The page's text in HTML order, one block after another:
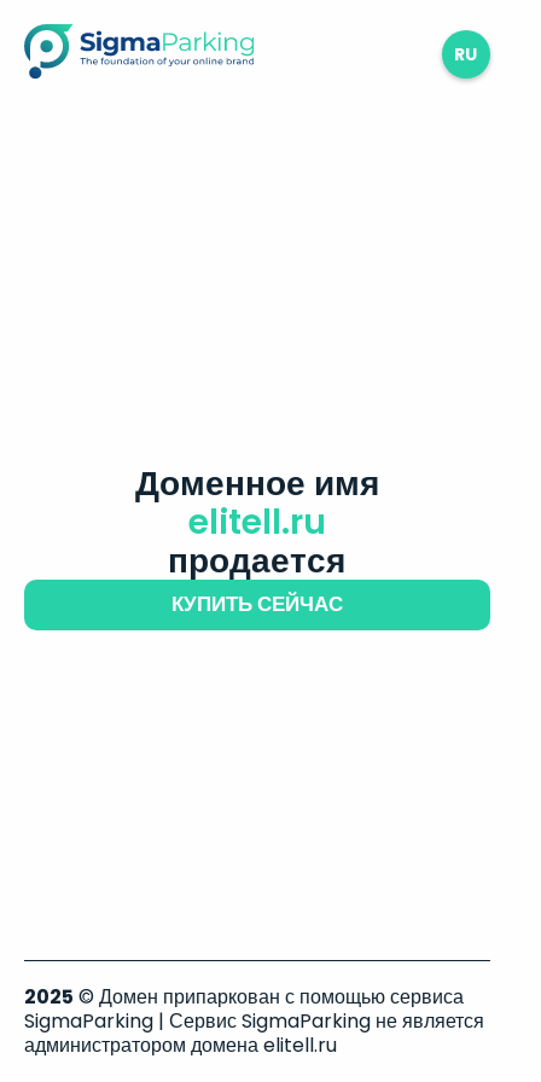
RU
Доменное имя
elitell.ru
продается
КУПИТЬ СЕЙЧАС
2025 © Домен припаркован с помощью сервиса
SigmaParking | Сервис SigmaParking не является
администратором домена elitell.ru